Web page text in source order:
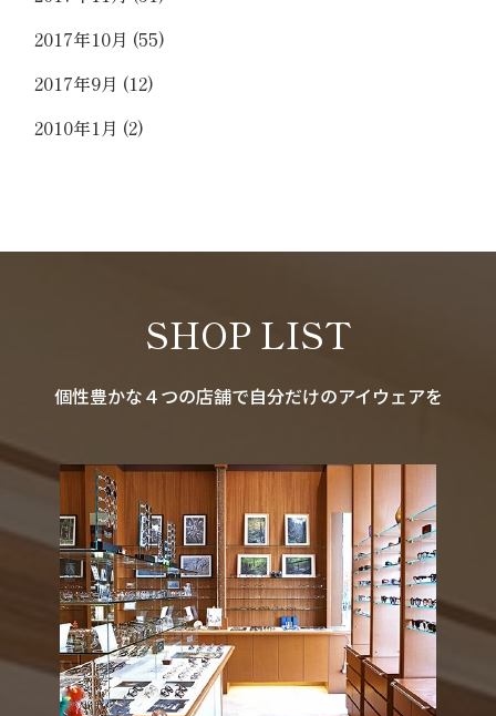
2017年10月 (55)
2017年9月 (12)
2010年1月 (2)
SHOP LIST
個性豊かな４つの店舗で自分だけのアイウェアを